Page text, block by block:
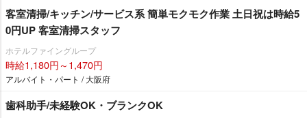
客室清掃/キッチン/サービス系 簡単モクモク作業 土日祝は時給5
0円UP 客室清掃スタッフ
ホテルファイングループ
時給1,180円～1,470円
アルバイト・パート / 大阪府
歯科助手/未経験OK・ブランクOK